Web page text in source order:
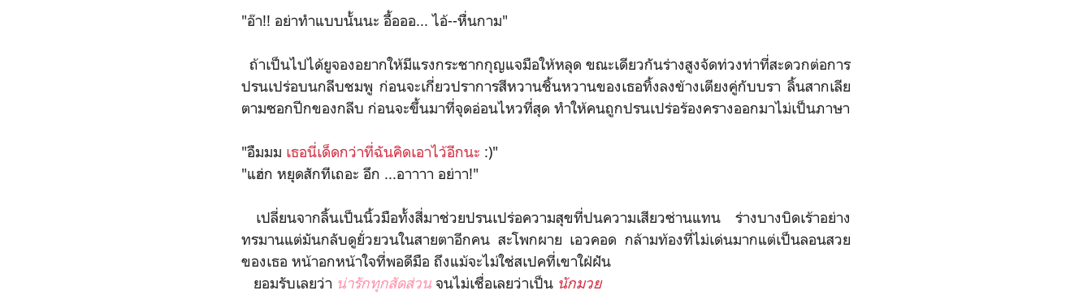
"อ๊า!! อย่าทำแบบนั้นนะ อื้อออ... ไอ้--หื่นกาม"
ถ้าเป็นไปได้ยูจองอยากให้มีแรงกระชากกุญแจมือให้หลุด ขณะเดียวกันร่างสูงจัดท่วงท่าที่สะดวกต่อการ
ปรนเปร่อบนกลีบชมพู ก่อนจะเกี่ยวปราการสีหวานชิ้นหวานของเธอทิ้งลงข้างเตียงคู่กับบรา ลิ้นสากเลีย
ตามซอกปีกของกลีบ ก่อนจะขึ้นมาที่จุดอ่อนไหวที่สุด ทำให้คนถูกปรนเปร่อร้องครางออกมาไม่เป็นภาษา
"อืมมม เธอนี่เด็ดกว่าที่ฉันคิดเอาไว้อีกนะ :)"
"แฮ่ก หยุดสักทีเถอะ อึก ...อาาาา อย่าา!"
เปลี่ยนจากลิ้นเป็นนิ้วมือทั้งสี่มาช่วยปรนเปร่อความสุขที่ปนความเสียวซ่านแทน ร่างบางบิดเร้าอย่าง
ทรมานแต่มันกลับดูยั่วยวนในสายตาอีกคน สะโพกผาย เอวคอด กล้ามท้องที่ไม่เด่นมากแต่เป็นลอนสวย
ของเธอ หน้าอกหน้าใจที่พอดีมือ ถึงแม้จะไม่ใช่สเปคที่เขาใฝ่ฝัน
ยอมรับเลยว่า น่ารักทุกสัดส่วน จนไม่เชื่อเลยว่าเป็น นักมวย